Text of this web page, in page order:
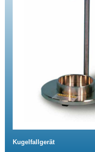
Kugelfallgerät